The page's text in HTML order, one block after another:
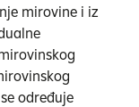
mirovine i iz
određuje